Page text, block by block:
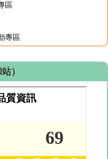
區
專區
）